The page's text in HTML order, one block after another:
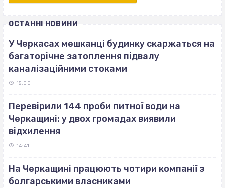
ОСТАННІ НОВИНИ
У Черкасах мешканці будинку скаржаться на
багаторічне затоплення підвалу
каналізаційними стоками
15:00
Перевірили 144 проби питної води на
Черкащині: у двох громадах виявили
відхилення
14:41
На Черкащині працюють чотири компанії з
болгарськими власниками